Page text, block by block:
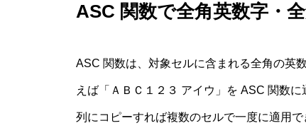
ASC 関数で全角英数字・
ASC 関数は、対象セルに含まれる全角の英
えば「ＡＢＣ１２３ アイウ」を ASC 関数
列にコピーすれば複数のセルで一度に適用